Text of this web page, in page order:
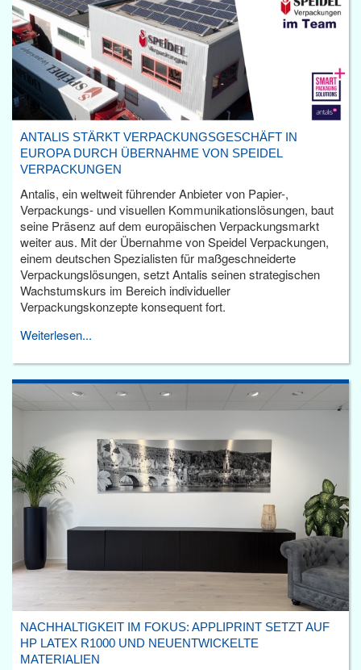
ANTALIS STÄRKT VERPACKUNGSGESCHÄFT IN
EUROPA DURCH ÜBERNAHME VON SPEIDEL
VERPACKUNGEN
Antalis, ein weltweit führender Anbieter von Papier-,
Verpackungs- und visuellen Kommunikationslösungen, baut
seine Präsenz auf dem europäischen Verpackungsmarkt
weiter aus. Mit der Übernahme von Speidel Verpackungen,
einem deutschen Spezialisten für maßgeschneiderte
Verpackungslösungen, setzt Antalis seinen strategischen
Wachstumskurs im Bereich individueller
Verpackungskonzepte konsequent fort.
Weiterlesen...
NACHHALTIGKEIT IM FOKUS: APPLIPRINT SETZT AUF
HP LATEX R1000 UND NEUENTWICKELTE
MATERIALIEN